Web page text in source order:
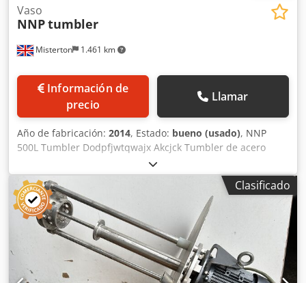
Misterton 1.461 km
Vaso
NNPtumbler
Información de
precio
Llamar
Año de fabricación: 2014, Estado: bueno (usado), NNP
500L Tumbler Dodpfjwtqwajx Akcjck Tumbler de acero
inoxidable, 500L, en bastidor con jaula, protecciones de
seguridad, con puerta de descarga, trifásico.
Clasificado